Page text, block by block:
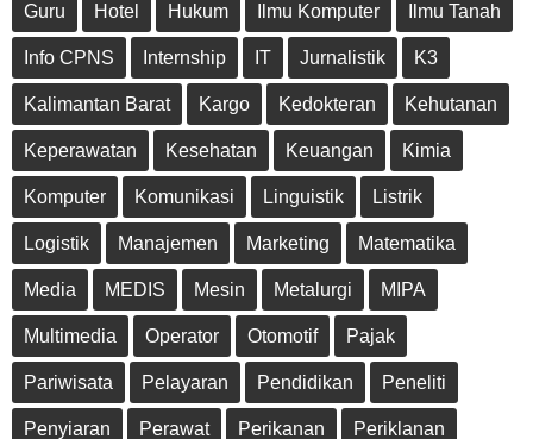
Guru Hotel Hukum Ilmu Komputer Ilmu Tanah
Info CPNS Internship IT Jurnalistik K3
Kalimantan Barat Kargo Kedokteran Kehutanan
Keperawatan Kesehatan Keuangan Kimia
Komputer Komunikasi Linguistik Listrik
Logistik Manajemen Marketing Matematika
Media MEDIS Mesin Metalurgi MIPA
Multimedia Operator Otomotif Pajak
Pariwisata Pelayaran Pendidikan Peneliti
Penyiaran Perawat Perikanan Periklanan